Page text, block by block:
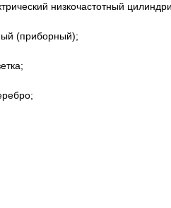
низкочастотный
(приборный);